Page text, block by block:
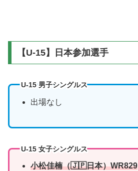
【U-15】日本参加選手
U-15 男子シングルス
出場なし
U-15 女子シングルス
小松佳楠（🇯🇵日本）WR829